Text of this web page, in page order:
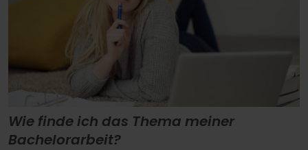
Wie finde ich das Thema meiner
Bachelorarbeit?